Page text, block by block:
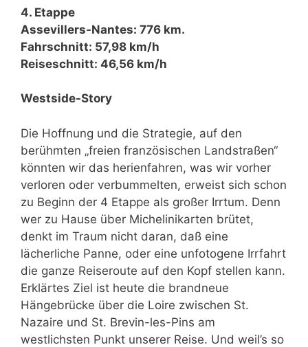
4. Etappe
Assevillers-Nantes: 776 km.
Fahrschnitt: 57,98 km/h
Reiseschnitt: 46,56 km/h
Westside-Story
Die Hoffnung und die Strategie, auf den
berühmten „freien französischen Landstraßen“
könnten wir das herienfahren, was wir vorher
verloren oder verbummelten, erweist sich schon
zu Beginn der 4 Etappe als großer Irrtum. Denn
wer zu Hause über Michelinikarten brütet,
denkt im Traum nicht daran, daß eine
lächerliche Panne, oder eine unfotogene Irrfahrt
die ganze Reiseroute auf den Kopf stellen kann.
Erklärtes Ziel ist heute die brandneue
Hängebrücke über die Loire zwischen St.
Nazaire und St. Brevin-les-Pins am
westlichsten Punkt unserer Reise. Und weil’s so